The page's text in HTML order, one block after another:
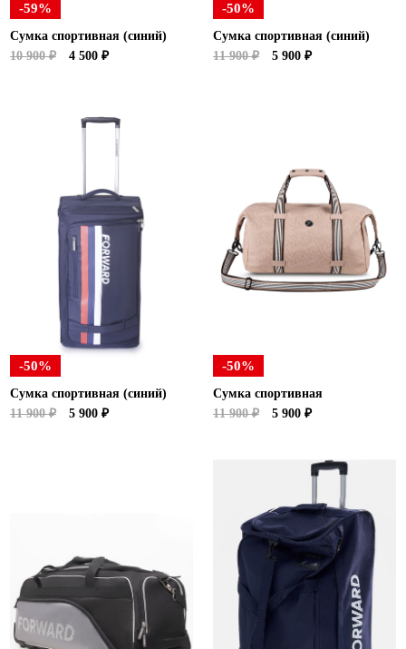
-59%
Сумка спортивная (синий)
10 900 ₽
4 500 ₽
-50%
Сумка спортивная (синий)
11 900 ₽
5 900 ₽
-50%
Сумка спортивная (синий)
11 900 ₽
5 900 ₽
-50%
Сумка спортивная
11 900 ₽
5 900 ₽